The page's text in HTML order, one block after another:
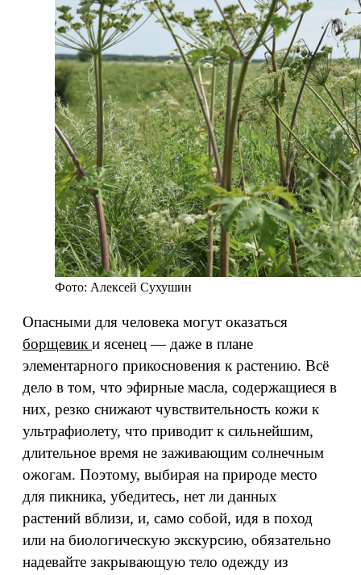
Фото: Алексей Сухушин
Опасными для человека могут оказаться
борщевик и ясенец — даже в плане
элементарного прикосновения к растению. Всё
дело в том, что эфирные масла, содержащиеся в
них, резко снижают чувствительность кожи к
ультрафиолету, что приводит к сильнейшим,
длительное время не заживающим солнечным
ожогам. Поэтому, выбирая на природе место
для пикника, убедитесь, нет ли данных
растений вблизи, и, само собой, идя в поход
или на биологическую экскурсию, обязательно
надевайте закрывающую тело одежду из